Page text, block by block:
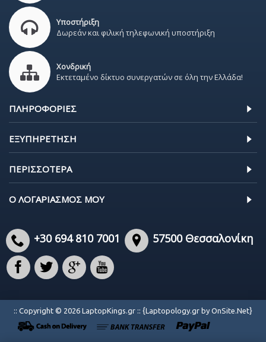
Υποστήριξη
Δωρεάν και φιλική τηλεφωνική υποστήριξη
Χονδρική
Εκτεταμένο δίκτυο συνεργατών σε όλη την Ελλάδα!
ΠΛΗΡΟΦΟΡΊΕΣ
ΕΞΥΠΗΡΈΤΗΣΗ
ΠΕΡΙΣΣΌΤΕΡΑ
Ο ΛΟΓΑΡΙΑΣΜΌΣ ΜΟΥ
+30 694 810 7001 57500 Θεσσαλονίκη
:: Copyright © 2026 LaptopKings.gr :: {Laptopology.gr by OnSite.Net}